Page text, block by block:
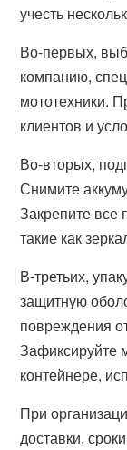
учесть
Во-первых,
компанию,
мототехники.
клиентов и
Во-вторых,
Снимите
Закрепите
такие как
В-третьих,
защитную
повреждения
Зафиксируйте
контейнере,
При
доставки,